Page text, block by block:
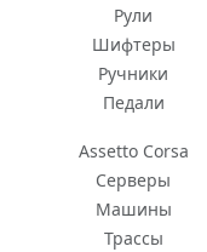
Рули
Шифтеры
Ручники
Педали
Assetto Corsa
Серверы
Машины
Трассы